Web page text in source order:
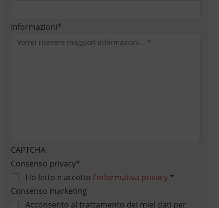
Informazioni*
CAPTCHA
Consenso privacy*
Ho letto e accetto l'informativa privacy*
Consenso marketing
Acconsento al trattamento dei miei dati per